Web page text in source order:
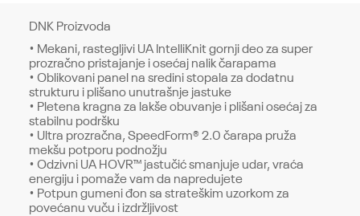
DNK Proizvoda
• Mekani, rastegljivi UA IntelliKnit gornji deo za super
prozračno pristajanje i osećaj nalik čarapama
• Oblikovani panel na sredini stopala za dodatnu
strukturu i plišano unutrašnje jastuke
• Pletena kragna za lakše obuvanje i plišani osećaj za
stabilnu podršku
• Ultra prozračna, SpeedForm® 2.0 čarapa pruža
mekšu potporu podnožju
• Odzivni UA HOVR™ jastučić smanjuje udar, vraća
energiju i pomaže vam da napredujete
• Potpun gumeni đon sa strateškim uzorkom za
povećanu vuču i izdržljivost